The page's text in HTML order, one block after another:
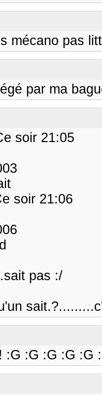
mécano pas
par ma
soir 21:05
soir 21:06
pas :/
:G :G :G :G :G